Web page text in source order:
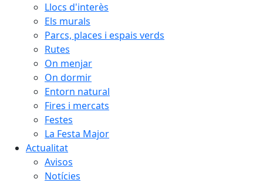
Llocs d'interès
Els murals
Parcs, places i espais verds
Rutes
On menjar
On dormir
Entorn natural
Fires i mercats
Festes
La Festa Major
Actualitat
Avisos
Notícies